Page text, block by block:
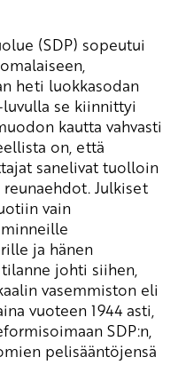
(SDP) sopeutui
heti luokkasodan
luvulla se kiinnittyi
kautta vahvasti
on, että
sanelivat tuolloin
Julkiset
vain
ja hänen
johti siihen,
vasemmiston eli
vuoteen 1944 asti,
SDP:n,
pelisääntöjensä